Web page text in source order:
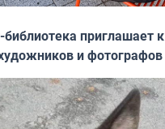
приглашает к
и фотографов